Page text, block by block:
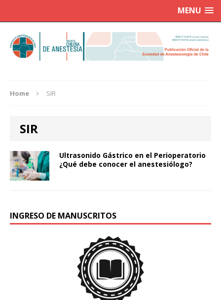
MENU
Home SIR
SIR
Ultrasonido Gástrico en el Perioperatorio
¿Qué debe conocer el anestesiólogo?
INGRESO DE MANUSCRITOS